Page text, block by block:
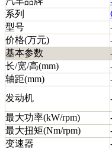
系列
型号
价格(万元)
基本参数
长/宽/高(mm)
轴距(mm)
发动机
最大功率(kW/rpm)
最大扭矩(Nm/rpm)
变速器